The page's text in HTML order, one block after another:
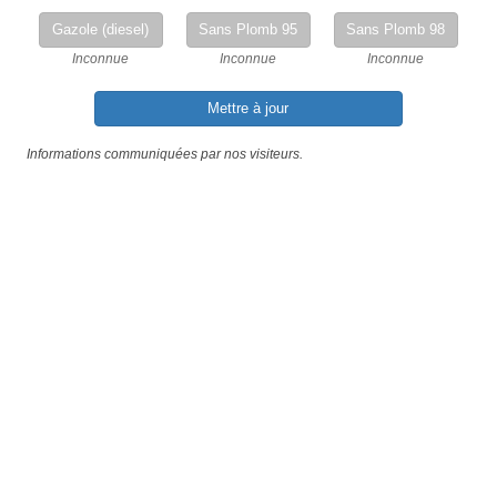
Gazole (diesel)
Inconnue
Sans Plomb 95
Inconnue
Sans Plomb 98
Inconnue
Mettre à jour
Informations communiquées par nos visiteurs.